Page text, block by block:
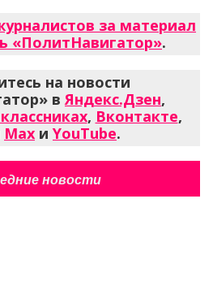
за материал
«ПолитНавигатор».
на новости
вЯндекс.Дзен,
, Вконтакте,
Max и YouTube.
новости